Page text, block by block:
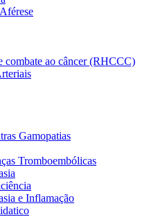
combate ao câncer (RHCCC)
Gamopatias
Tromboembólicas
e Inflamação